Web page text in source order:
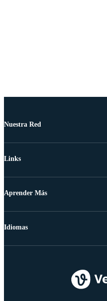
Nuestra Red
Links
Aprender Más
Idiomas